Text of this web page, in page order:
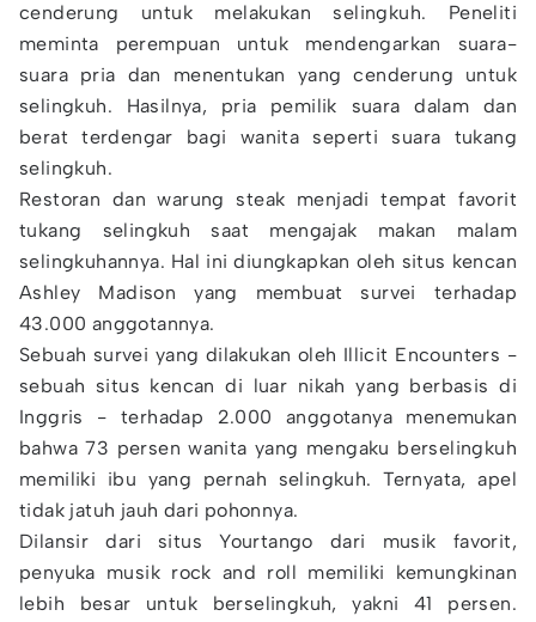
cenderung untuk melakukan selingkuh. Peneliti
meminta perempuan untuk mendengarkan suara-
suara pria dan menentukan yang cenderung untuk
selingkuh. Hasilnya, pria pemilik suara dalam dan
berat terdengar bagi wanita seperti suara tukang
selingkuh.
Restoran dan warung steak menjadi tempat favorit
tukang selingkuh saat mengajak makan malam
selingkuhannya. Hal ini diungkapkan oleh situs kencan
Ashley Madison yang membuat survei terhadap
43.000 anggotannya.
Sebuah survei yang dilakukan oleh Illicit Encounters -
sebuah situs kencan di luar nikah yang berbasis di
Inggris - terhadap 2.000 anggotanya menemukan
bahwa 73 persen wanita yang mengaku berselingkuh
memiliki ibu yang pernah selingkuh. Ternyata, apel
tidak jatuh jauh dari pohonnya.
Dilansir dari situs Yourtango dari musik favorit,
penyuka musik rock and roll memiliki kemungkinan
lebih besar untuk berselingkuh, yakni 41 persen.